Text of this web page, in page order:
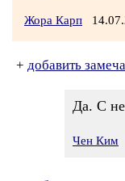
Жора Карп
+ добавить
Да. С
Чен Ким